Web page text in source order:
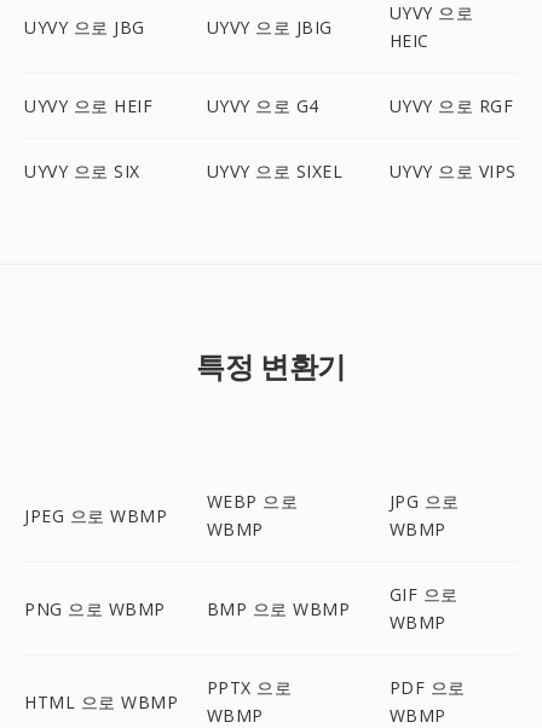
UYVY 으로 JBG UYVY 으로 JBIG
UYVY 으로
HEIC
UYVY 으로 HEIF UYVY 으로 G4 UYVY 으로 RGF
UYVY 으로 SIX UYVY 으로 SIXEL UYVY 으로 VIPS
특정 변환기
JPEG 으로 WBMP
WEBP 으로
WBMP
JPG 으로
WBMP
PNG 으로 WBMP BMP 으로 WBMP
GIF 으로
WBMP
HTML 으로 WBMP
PPTX 으로
WBMP
PDF 으로
WBMP